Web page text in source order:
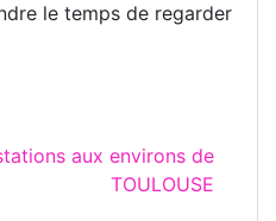
le temps de regarder
aux environs de
TOULOUSE